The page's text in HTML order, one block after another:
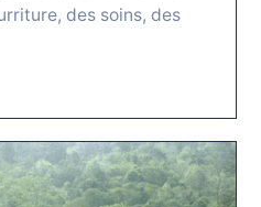
des soins, des